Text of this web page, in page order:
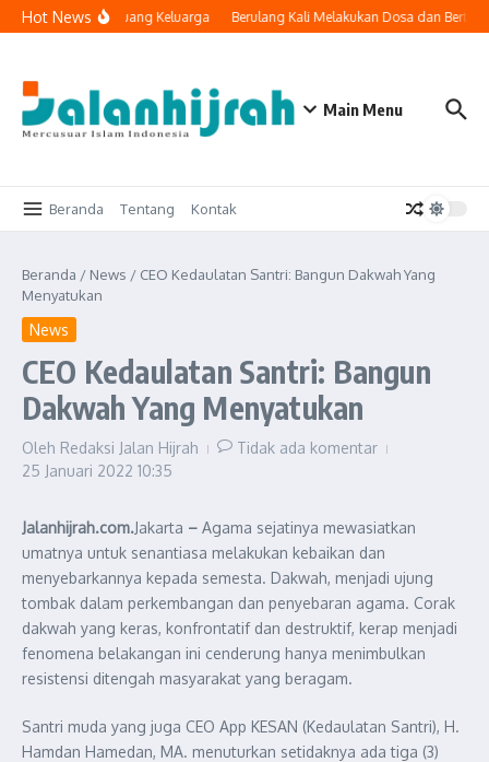
Lewati ke konten
Hot News
Masuk ke Ruang Keluarga Berulang Kali Melakukan Dosa dan
Main Menu
Beranda Tentang Kontak
Beranda / News / CEO Kedaulatan Santri: Bangun Dakwah Yang
Menyatukan
News
CEO Kedaulatan Santri: Bangun
Dakwah Yang Menyatukan
Oleh Redaksi Jalan Hijrah
Tidak ada komentar
25 Januari 2022 10:35
Jalanhijrah.com.Jakarta – Agama sejatinya mewasiatkan
umatnya untuk senantiasa melakukan kebaikan dan
menyebarkannya kepada semesta. Dakwah, menjadi ujung
tombak dalam perkembangan dan penyebaran agama. Corak
dakwah yang keras, konfrontatif dan destruktif, kerap menjadi
fenomena belakangan ini cenderung hanya menimbulkan
resistensi ditengah masyarakat yang beragam.
Santri muda yang juga CEO App KESAN (Kedaulatan Santri), H.
Hamdan Hamedan, MA. menuturkan setidaknya ada tiga (3)